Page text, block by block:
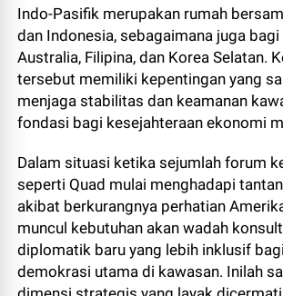
Indo-Pasifik merupakan rumah
dan Indonesia, sebagaimana juga bagi
Australia, Filipina, dan Korea Selatan.
tersebut memiliki kepentingan yang
menjaga stabilitas dan keamanan
fondasi bagi kesejahteraan ekonomi
Dalam situasi ketika sejumlah forum
seperti Quad mulai menghadapi
akibat berkurangnya perhatian
muncul kebutuhan akan wadah
diplomatik baru yang lebih inklusif
demokrasi utama di kawasan. Inilah